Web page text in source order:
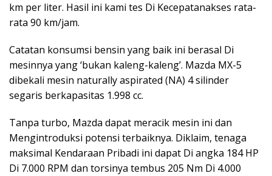
km per liter. Hasil ini kami tes Di Kecepatanakses rata-
rata 90 km/jam.
Catatan konsumsi bensin yang baik ini berasal Di
mesinnya yang ‘bukan kaleng-kaleng’. Mazda MX-5
dibekali mesin naturally aspirated (NA) 4 silinder
segaris berkapasitas 1.998 cc.
Tanpa turbo, Mazda dapat meracik mesin ini dan
Mengintroduksi potensi terbaiknya. Diklaim, tenaga
maksimal Kendaraan Pribadi ini dapat Di angka 184 HP
Di 7.000 RPM dan torsinya tembus 205 Nm Di 4.000